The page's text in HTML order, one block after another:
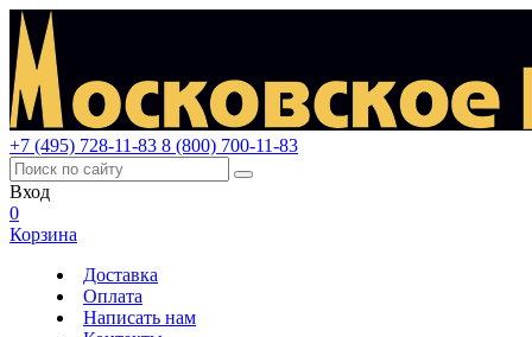
+7 (495) 728-11-83 8 (800) 700-11-83
Вход
0
Корзина
Доставка
Оплата
Написать нам